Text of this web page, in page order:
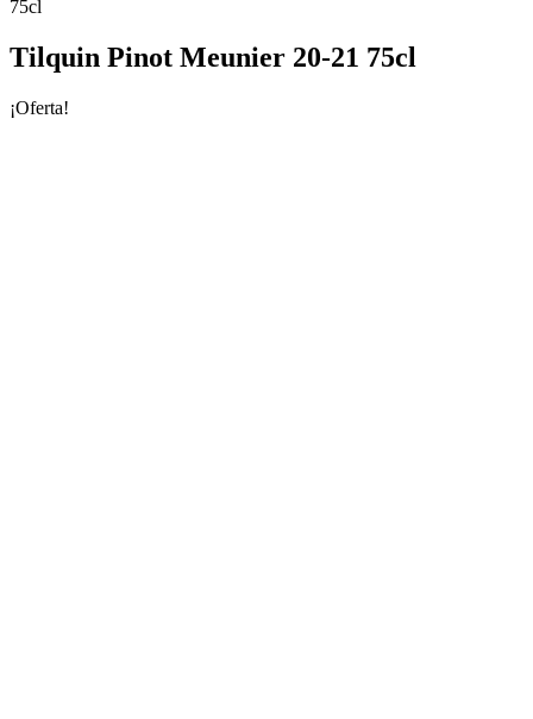
75cl
Tilquin Pinot Meunier 20-21 75cl
¡Oferta!